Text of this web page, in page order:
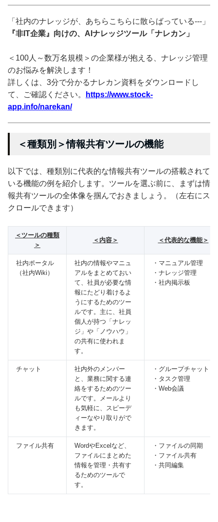
「社内のナレッジが、あちらこちらに散らばっている---」
『非IT企業』向けの、AIナレッジツール「ナレカン」
＜100人～数万名規模＞の企業様が抱える、ナレッジ管理
のお悩みを解決します！
詳しくは、3分で分かるナレカン資料をダウンロードし
て、ご確認ください。
https://www.stock-
app.info/narekan/
＜種類別＞情報共有ツールの機能
以下では、種類別に代表的な情報共有ツールの搭載されて
いる機能の例を紹介します。ツールを選ぶ前に、まずは情
報共有ツールの全体像を掴んでおきましょう。（左右にス
クロールできます）
＜ツールの種類
＞
＜内容＞ ＜代表的な機能＞
社内ポータル
（社内Wiki）
社内の情報やマニュ
アルをまとめておい
て、社員が必要な情
報にたどり着けるよ
うにするためのツー
ルです。主に、社員
個人が持つ「ナレッ
ジ」や「ノウハウ」
の共有に使われま
す。
・マニュアル管理
・ナレッジ管理
・社内掲示板
チャット
社内外のメンバー
と、業務に関する連
絡をするためのツー
ルです。メールより
も気軽に、スピーデ
ィーなやり取りがで
きます。
・グループチャット
・タスク管理
・Web会議
ファイル共有
WordやExcelなど、
ファイルにまとめた
情報を管理・共有す
るためのツールで
す。
・ファイルの同期
・ファイル共有
・共同編集